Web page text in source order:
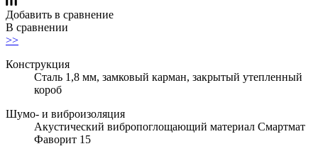
Добавить в сравнение
В сравнении
>>
Конструкция
Сталь 1,8 мм, замковый карман, закрытый утепленный
короб
Шумо- и виброизоляция
Акустический вибропоглощающий материал Смартмат
Фаворит 15